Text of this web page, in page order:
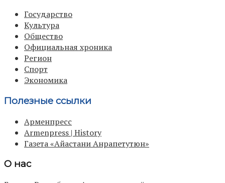
Государство
Культура
Общество
Официальная хроника
Регион
Спорт
Экономика
Полезные ссылки
Арменпресс
Armenpress | History
Газета «Айастани Анрапетутюн»
О нас